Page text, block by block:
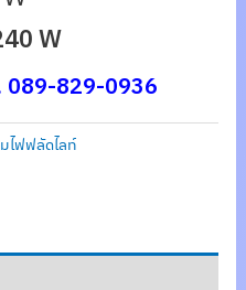
W
089-829-0936
ไฟฟลัดไลท์